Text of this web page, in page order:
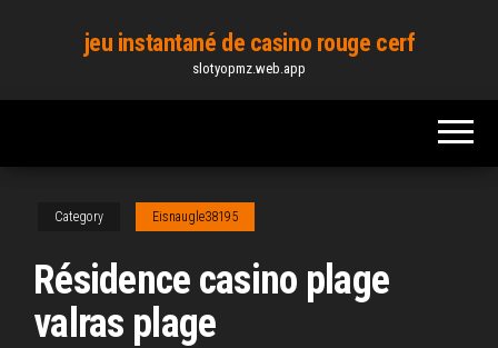
content
jeu instantané de casino rouge cerf
slotyopmz.web.app
Category Eisnaugle38195
Résidence casino plage
valras plage